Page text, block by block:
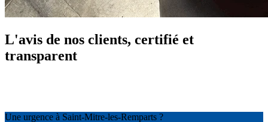
L'avis de nos clients, certifié et
transparent
Une urgence à Saint-Mitre-les-Remparts ?